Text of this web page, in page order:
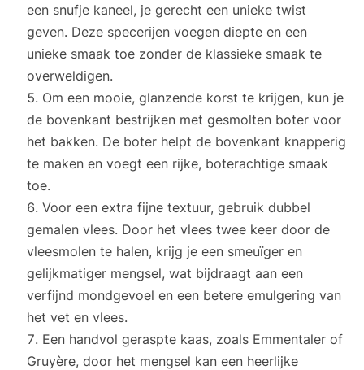
een snufje kaneel, je gerecht een unieke twist
geven. Deze specerijen voegen diepte en een
unieke smaak toe zonder de klassieke smaak te
overweldigen.
Om een mooie, glanzende korst te krijgen, kun je
de bovenkant bestrijken met gesmolten boter voor
het bakken. De boter helpt de bovenkant knapperig
te maken en voegt een rijke, boterachtige smaak
toe.
Voor een extra fijne textuur, gebruik dubbel
gemalen vlees. Door het vlees twee keer door de
vleesmolen te halen, krijg je een smeuïger en
gelijkmatiger mengsel, wat bijdraagt aan een
verfijnd mondgevoel en een betere emulgering van
het vet en vlees.
Een handvol geraspte kaas, zoals Emmentaler of
Gruyère, door het mengsel kan een heerlijke